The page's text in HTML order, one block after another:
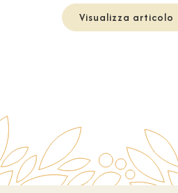
Visualizza articolo